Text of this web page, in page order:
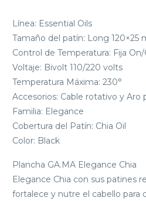
Línea: Essential Oils
Tamaño del patín: Long 120×25
Control de Temperatura: Fija
Voltaje: Bivolt 110/220 volts
Temperatura Máxima: 230°
Accesorios: Cable rotativo y Aro
Familia: Elegance
Cobertura del Patín: Chia Oil
Color: Black
Plancha GA.MA Elegance Chia
Elegance Chia con sus patines
fortalece y nutre el cabello para